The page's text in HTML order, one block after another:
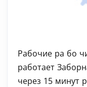
Рабочие ра бо
работает
через 15 минут